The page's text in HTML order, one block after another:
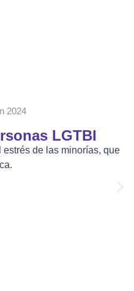
2024
LGTBI
estrés de las minorías, que